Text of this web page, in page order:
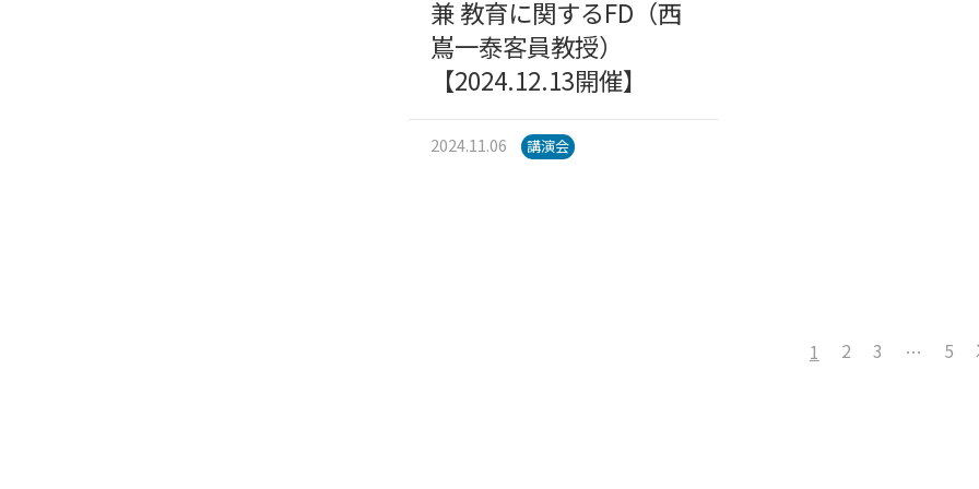
兼 教育に関するFD（西
嶌一泰客員教授）
【2024.12.13開催】
2024.11.06 講演会
1 2 3 … 5